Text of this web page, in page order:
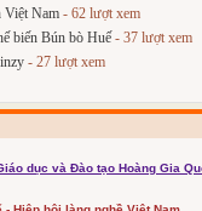
Việt Nam - 62 lượt xem
biến Bún bò Huế - 37 lượt xem
- 27 lượt xem
dục và Đào tạo Hoàng Gia